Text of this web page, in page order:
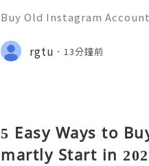
Buy Old Instagram
uide 2026 🚪🚀💬📞📩
😊💯🔥 💼⏰📩🌟🌐✨ We
rgtu 13分鐘前
5 Easy Ways to
martly Start in